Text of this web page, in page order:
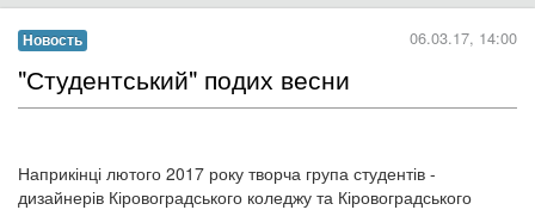
Діти малювали весняний настрій